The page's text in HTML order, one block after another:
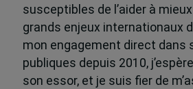
susceptibles de l’aider à
grands enjeux internationaux
mon engagement direct dans
publiques depuis 2010,
son essor, et je suis fier de